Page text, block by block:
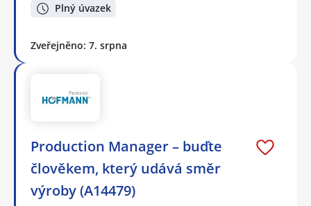
Plný úvazek
Zveřejněno: 7. srpna
Production Manager – buďte
člověkem, který udává směr
výroby (A14479)